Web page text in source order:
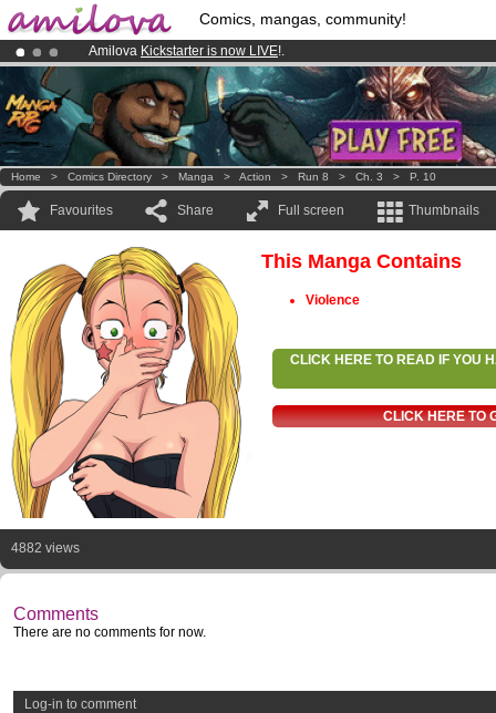
Comics, mangas, community!
Amilova Kickstarter is now LIVE!.
Premium membership from3.95 eurosper month !Get membership
Already 134393 membersand 1208 comics & mangas!.
Home > Comics Directory > Manga > Action > Run 8 > Ch. 3 > P. 10
Favourites Share Full screen Thumbnails
This Manga Contains
Violence
CLICK HERE TO READ IF YOU
CLICK HERE TO
4882 views
Comments
There are no comments for now.
Log-in to comment